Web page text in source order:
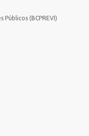
(BCPREVI)